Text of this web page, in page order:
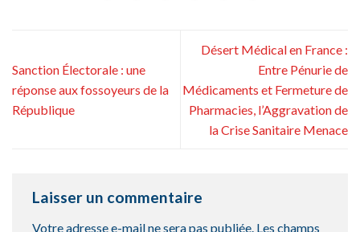
Sanction Électorale : une
réponse aux fossoyeurs de la
République
Désert Médical en France :
Entre Pénurie de
Médicaments et Fermeture de
Pharmacies, l’Aggravation de
la Crise Sanitaire Menace
Laisser un commentaire
Votre adresse e-mail ne sera pas publiée. Les champs